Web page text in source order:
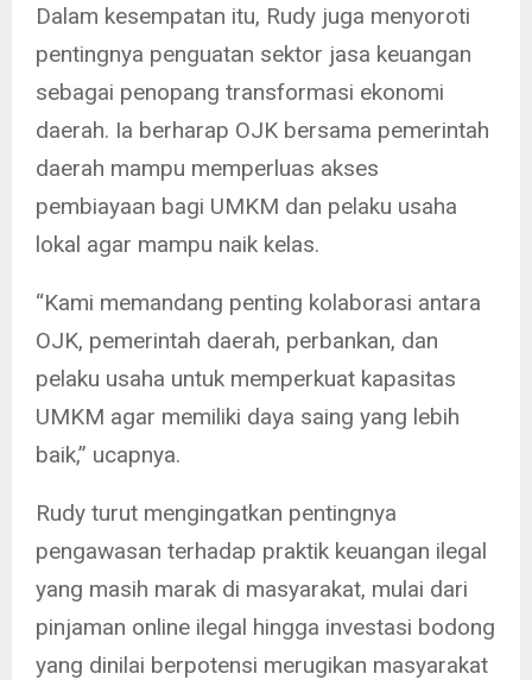
Dalam kesempatan itu, Rudy juga menyoroti
pentingnya penguatan sektor jasa keuangan
sebagai penopang transformasi ekonomi
daerah. Ia berharap OJK bersama pemerintah
daerah mampu memperluas akses
pembiayaan bagi UMKM dan pelaku usaha
lokal agar mampu naik kelas.
“Kami memandang penting kolaborasi antara
OJK, pemerintah daerah, perbankan, dan
pelaku usaha untuk memperkuat kapasitas
UMKM agar memiliki daya saing yang lebih
baik,” ucapnya.
Rudy turut mengingatkan pentingnya
pengawasan terhadap praktik keuangan ilegal
yang masih marak di masyarakat, mulai dari
pinjaman online ilegal hingga investasi bodong
yang dinilai berpotensi merugikan masyarakat